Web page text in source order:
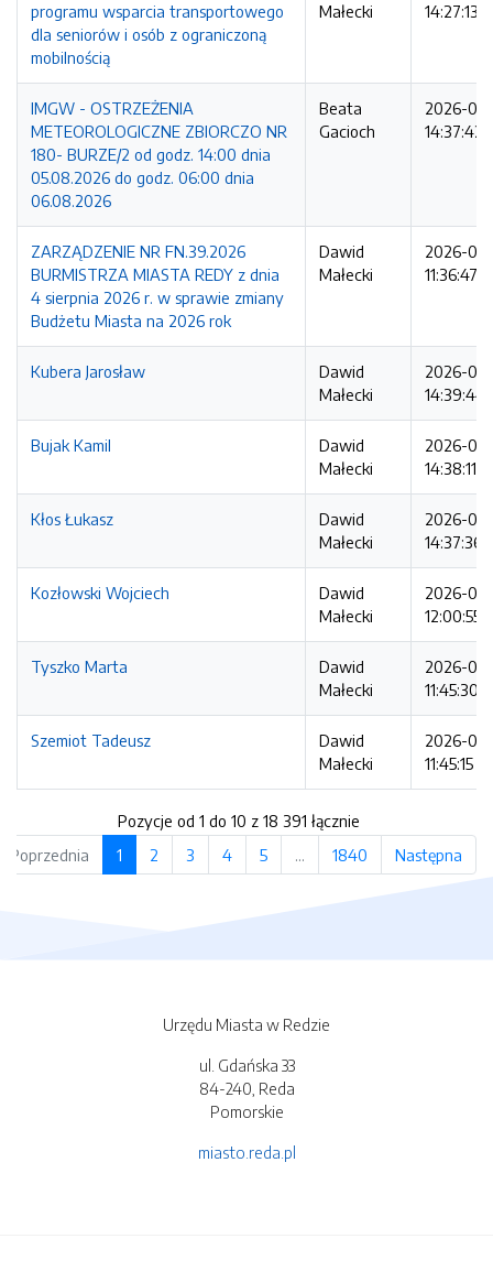
programu wsparcia transportowego
dla seniorów i osób z ograniczoną
mobilnością
Małecki
14:27:13
IMGW - OSTRZEŻENIA
METEOROLOGICZNE ZBIORCZO NR
180- BURZE/2 od godz. 14:00 dnia
05.08.2026 do godz. 06:00 dnia
06.08.2026
Beata
Gacioch
2026-
14:37:42
ZARZĄDZENIE NR FN.39.2026
BURMISTRZA MIASTA REDY z dnia
4 sierpnia 2026 r. w sprawie zmiany
Budżetu Miasta na 2026 rok
Dawid
Małecki
2026-
11:36:47
Kubera Jarosław
Dawid
Małecki
2026-
14:39:44
Bujak Kamil
Dawid
Małecki
2026-
14:38:11
Kłos Łukasz
Dawid
Małecki
2026-
14:37:36
Kozłowski Wojciech
Dawid
Małecki
2026-
12:00:55
Tyszko Marta
Dawid
Małecki
2026-
11:45:30
Szemiot Tadeusz
Dawid
Małecki
2026-
11:45:15
Pozycje od 1 do 10 z 18 391 łącznie
Poprzednia
1 2 3 4 5 … 1840 Następna
Urzędu Miasta w Redzie
ul. Gdańska 33
84-240, Reda
Pomorskie
miasto.reda.pl